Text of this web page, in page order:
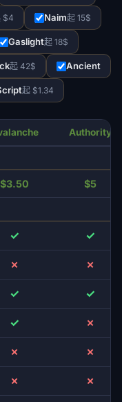
$4 Naim起 15$
Gaslight起 18$
起 42$ Ancient
起 $1.34
Authority
$3.50 $5
✓ ✓
✗ ✗
✓ ✓
✓ ✗
✗ ✗
✗ ✗